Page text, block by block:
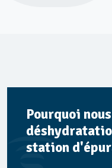
Pourquoi
station